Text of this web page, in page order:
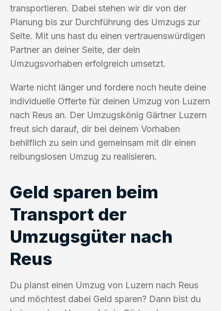
transportieren. Dabei stehen wir dir von der
Planung bis zur Durchführung des Umzugs zur
Seite. Mit uns hast du einen vertrauenswürdigen
Partner an deiner Seite, der dein
Umzugsvorhaben erfolgreich umsetzt.
Warte nicht länger und fordere noch heute deine
individuelle Offerte für deinen Umzug von Luzern
nach Reus an. Der Umzugskönig Gärtner Luzern
freut sich darauf, dir bei deinem Vorhaben
behilflich zu sein und gemeinsam mit dir einen
reibungslosen Umzug zu realisieren.
Geld sparen beim
Transport der
Umzugsgüter nach
Reus
Du planst einen Umzug von Luzern nach Reus
und möchtest dabei Geld sparen? Dann bist du